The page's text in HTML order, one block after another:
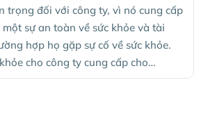
trọng đối với công ty, vì nó cung cấp
sự an toàn về sức khỏe và tài
hợp họ gặp sự cố về sức khỏe.
cho công ty cung cấp cho…